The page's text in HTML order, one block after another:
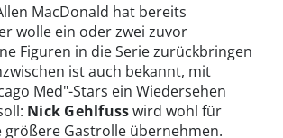
MacDonald hat bereits
wolle ein oder zwei zuvor
Figuren in die Serie zurückbringen
ist auch bekannt, mit
Med"-Stars ein Wiedersehen
Nick Gehlfusswird wohl für
größere Gastrolle übernehmen.